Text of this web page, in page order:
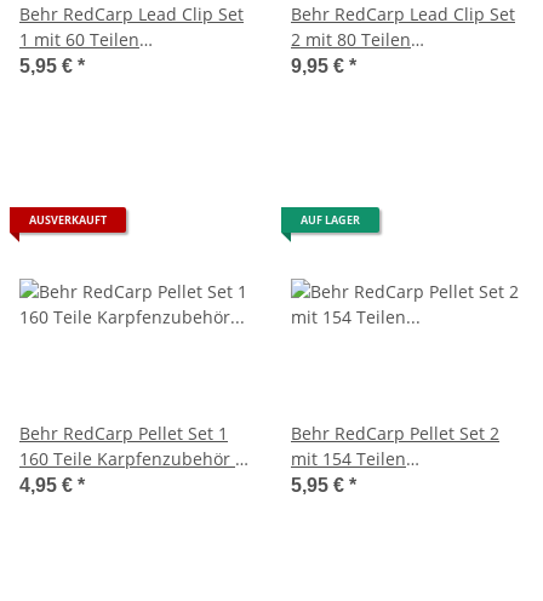
Behr RedCarp Lead Clip Set
1 mit 60 Teilen
Karpfenzubehör in einer
5,95 € *
Behr RedCarp Lead Clip Set
2 mit 80 Teilen
Karpfenzubehör in einer
9,95 € *
AUSVERKAUFT
Behr RedCarp Pellet Set 1
160 Teile Karpfenzubehör in
einer Kunststoffbox
4,95 € *
AUF LAGER
Behr RedCarp Pellet Set 2
mit 154 Teilen
Karpfenzubehör in einer
5,95 € *